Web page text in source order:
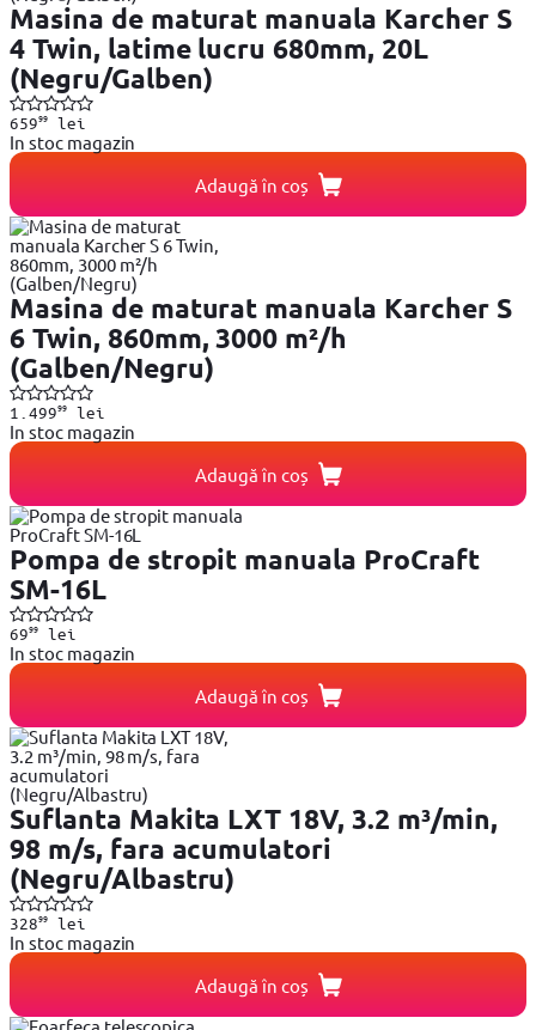
Masina de maturat manuala Karcher S
4 Twin, latime lucru 680mm, 20L
(Negru/Galben)
65999lei
In stoc magazin
Adaugă în coș
Masina de maturat manuala Karcher S
6 Twin, 860mm, 3000 m²/h
(Galben/Negru)
1.49999lei
In stoc magazin
Adaugă în coș
Pompa de stropit manuala ProCraft
SM-16L
6999lei
In stoc magazin
Adaugă în coș
Suflanta Makita LXT 18V, 3.2 m³/min,
98 m/s, fara acumulatori
(Negru/Albastru)
32899lei
In stoc magazin
Adaugă în coș